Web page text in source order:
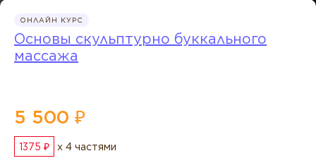
ОНЛАЙН КУРС
Основы скульптурно буккального
массажа
5 500 ₽
1375 ₽ x 4 частями